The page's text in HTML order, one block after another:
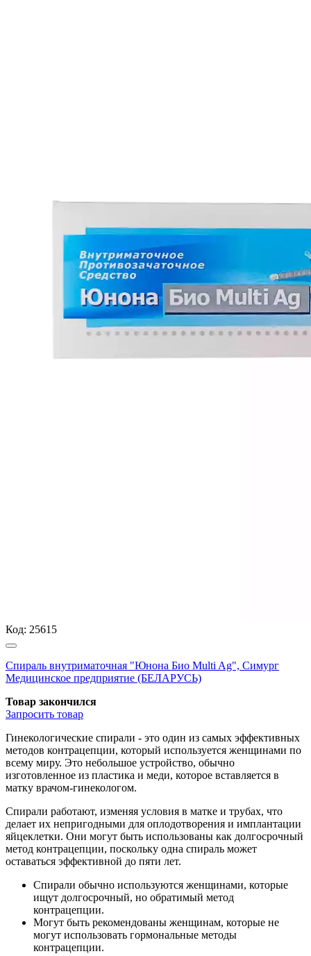
Код: 25615
Спираль внутриматочная "Юнона Био Multi Ag", Симург
Медицинское предприятие (БЕЛАРУСЬ)
Товар закончился
Запросить товар
Гинекологические спирали - это один из самых эффективных
методов контрацепции, который используется женщинами по
всему миру. Это небольшое устройство, обычно
изготовленное из пластика и меди, которое вставляется в
матку врачом-гинекологом.
Спирали работают, изменяя условия в матке и трубах, что
делает их непригодными для оплодотворения и имплантации
яйцеклетки. Они могут быть использованы как долгосрочный
метод контрацепции, поскольку одна спираль может
оставаться эффективной до пяти лет.
Спирали обычно используются женщинами, которые
ищут долгосрочный, но обратимый метод
контрацепции.
Могут быть рекомендованы женщинам, которые не
могут использовать гормональные методы
контрацепции.